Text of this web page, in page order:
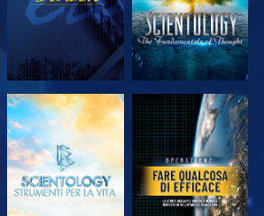
ESPLORA LE
SERIE
GUARDA